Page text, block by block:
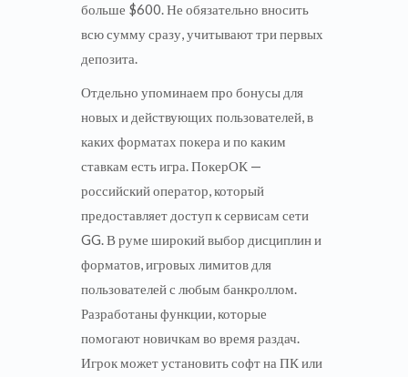
больше $600. Не обязательно вносить
всю сумму сразу, учитывают три первых
депозита.
Отдельно упоминаем про бонусы для
новых и действующих пользователей, в
каких форматах покера и по каким
ставкам есть игра. ПокерОК —
российский оператор, который
предоставляет доступ к сервисам сети
GG. В руме широкий выбор дисциплин и
форматов, игровых лимитов для
пользователей с любым банкроллом.
Разработаны функции, которые
помогают новичкам во время раздач.
Игрок может установить софт на ПК или